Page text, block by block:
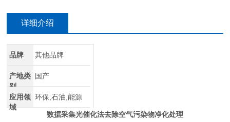
详细介绍
品牌 其他品牌
产地类
别
国产
应用领
域
环保,石油,能源
数据采集光催化法去除空气污染物净化处理